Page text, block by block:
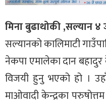
मिना बुढाथोकी ,सल्यान ४
सल्यानको कालिमाटी
नेकपा एमालेका दान बहादुर
विजयी हुनु भएको हो ।
माओवादी केन्द्रका